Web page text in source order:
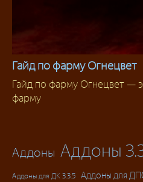
Фарм
Гайд по фарму Огнецвет
Гайд по фарму Огнецвет —
фарму
Аддоны Аддоны
Аддоны для ДК 3.3.5 Аддоны для